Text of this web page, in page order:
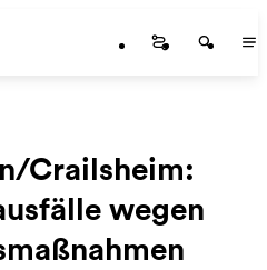
Startseite
Crailsheim:
wegen